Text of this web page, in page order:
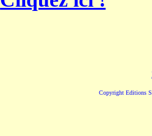
Copyright Editions